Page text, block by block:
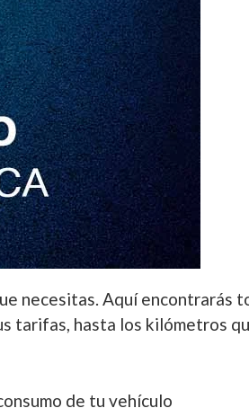
necesitas. Aquí encontrarás
tarifas, hasta los kilómetros
de tu vehículo